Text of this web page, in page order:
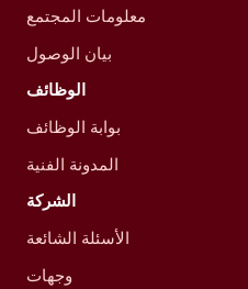
معلومات المجتمع
بيان الوصول
الوظائف
بوابة الوظائف
المدونة الفنية
الشركة
الأسئلة الشائعة
وجهات